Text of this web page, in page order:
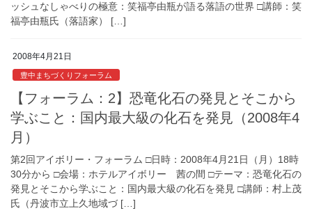
ッシュなしゃべりの極意：笑福亭由瓶が語る落語の世界 □講師：笑
福亭由瓶氏（落語家） […]
2008年4月21日
豊中まちづくりフォーラム
【フォーラム：2】恐竜化石の発見とそこから
学ぶこと：国内最大級の化石を発見（2008年4
月）
第2回アイボリー・フォーラム □日時：2008年4月21日（月）18時
30分から □会場：ホテルアイボリー 茜の間 □テーマ：恐竜化石の
発見とそこから学ぶこと：国内最大級の化石を発見 □講師：村上茂
氏（丹波市立上久地域づ […]